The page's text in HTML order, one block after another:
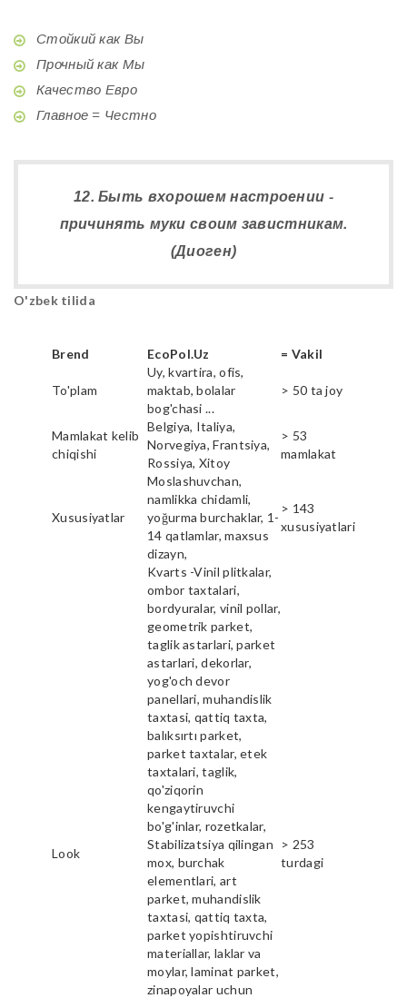
Стойкий как Вы
Прочный как Мы
Качество Евро
Главное = Честно
12. Быть вхорошем настроении -
причинять муки своим завистникам.
(Диоген)
O'zbek tilida
Brend EcoPol.Uz = Vakil
To'plam
Uy, kvartira, ofis,
maktab, bolalar
bog'chasi ...
> 50 ta joy
Mamlakat kelib
chiqishi
Belgiya, Italiya,
Norvegiya, Frantsiya,
Rossiya, Xitoy
> 53
mamlakat
Xususiyatlar
Moslashuvchan,
namlikka chidamli,
yoğurma burchaklar, 1-
14 qatlamlar, maxsus
dizayn,
> 143
xususiyatlari
Look
Kvarts -Vinil plitkalar,
ombor taxtalari,
bordyuralar, vinil pollar,
geometrik parket,
taglik astarlari, parket
astarlari, dekorlar,
yog'och devor
panellari, muhandislik
taxtasi, qattiq taxta,
balıksırtı parket,
parket taxtalar, etek
taxtalari, taglik,
qo'ziqorin
kengaytiruvchi
bo'g'inlar, rozetkalar,
Stabilizatsiya qilingan
mox, burchak
elementlari, art
parket, muhandislik
taxtasi, qattiq taxta,
parket yopishtiruvchi
materiallar, laklar va
moylar, laminat parket,
zinapoyalar uchun
> 253
turdagi